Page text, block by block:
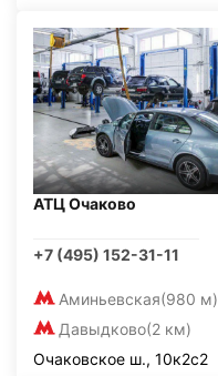
АТЦ Очаково
+7 (495) 152-31-11
Аминьевская(980 м)
Давыдково(2 км)
Очаковское ш., 10к2с2